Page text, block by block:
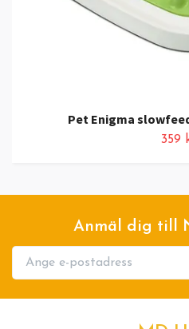
Pet Enigma
359
Anmäl dig till